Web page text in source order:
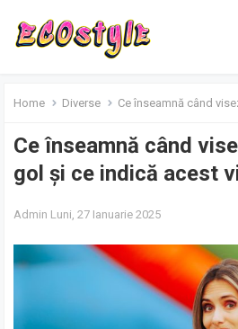
Home Diverse Ce înseamnă când visezi
Ce înseamnă când
gol și ce indică acest
Admin Luni, 27 Ianuarie 2025